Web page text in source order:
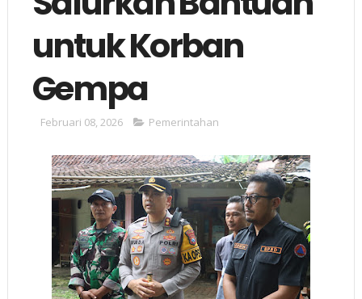
untuk Korban
Gempa
Februari 08, 2026 Pemerintahan